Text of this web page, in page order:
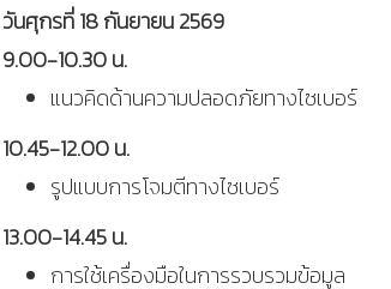
วันศุกรที่ 18 กันยายน 2569
9.00-10.30 น.
แนวคิดด้านความปลอดภัยทางไซเบอร์
10.45-12.00 น.
รูปแบบการโจมตีทางไซเบอร์
13.00-14.45 น.
การใช้เครื่องมือในการรวบรวมข้อมูล